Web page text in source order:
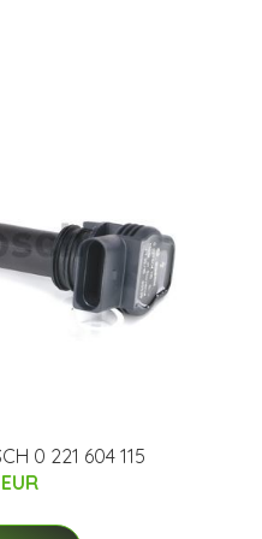
0 221 604 115